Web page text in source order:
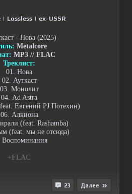
| Lossless | ex-USSR
Metalcore
MP3 // FLAC
Треклист:
01. Нова
02. Ауткаст
03. Монолит
04. Ad Astra
Евгений PJ Потехин)
06. Алкиона
(feat. Rashamba)
(feat. мы не отсюда)
Воспоминания
+FLAC
23 Далее